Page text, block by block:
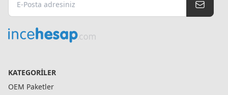
KATEGORILER
OEM Paketler